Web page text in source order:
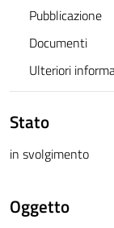
Pubblicazione
Documenti
Ulteriori
Stato
in svolgimento
Oggetto